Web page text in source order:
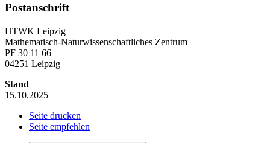
Postanschrift
HTWK Leipzig
Mathematisch-Naturwissenschaftliches Zentrum
PF 30 11 66
04251 Leipzig
Stand
15.10.2025
Seite drucken
Seite empfehlen